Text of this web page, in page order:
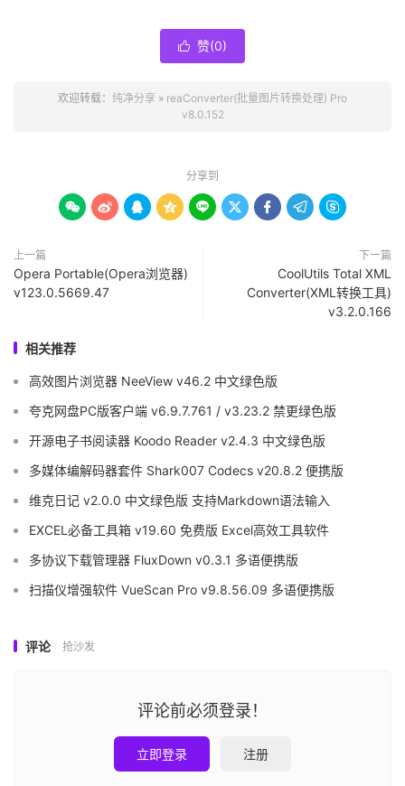
 赞(0)
欢迎转载： 纯净分享 » reaConverter(批量图片转换处理) Pro
v8.0.152
分享到
        
上一篇
Opera Portable(Opera浏览器)
v123.0.5669.47
下一篇
CoolUtils Total XML
Converter(XML转换工具)
v3.2.0.166
相关推荐
高效图片浏览器 NeeView v46.2 中文绿色版
夸克网盘PC版客户端 v6.9.7.761 / v3.23.2 禁更绿色版
开源电子书阅读器 Koodo Reader v2.4.3 中文绿色版
多媒体编解码器套件 Shark007 Codecs v20.8.2 便携版
维克日记 v2.0.0 中文绿色版 支持Markdown语法输入
EXCEL必备工具箱 v19.60 免费版 Excel高效工具软件
多协议下载管理器 FluxDown v0.3.1 多语便携版
扫描仪增强软件 VueScan Pro v9.8.56.09 多语便携版
评论 抢沙发
评论前必须登录！
立即登录 注册